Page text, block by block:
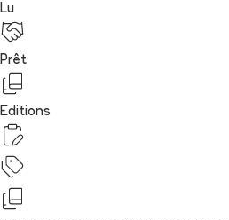
Lu
Prêt
Editions